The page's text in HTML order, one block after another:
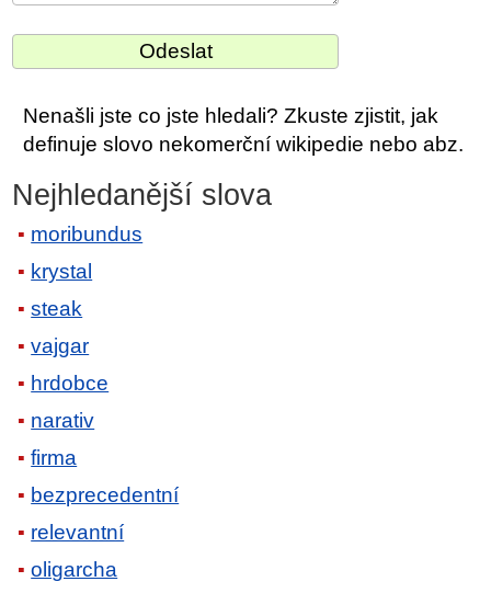
Nenašli jste co jste hledali? Zkuste zjistit, jak
definuje slovo nekomerční wikipedie nebo abz.
Nejhledanější slova
moribundus
krystal
steak
vajgar
hrdobce
narativ
firma
bezprecedentní
relevantní
oligarcha